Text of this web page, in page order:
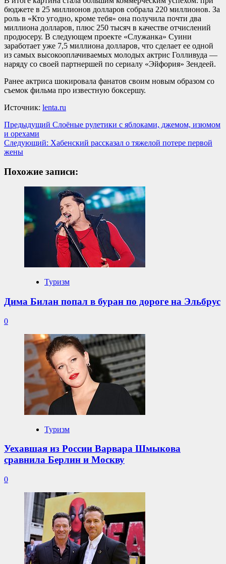
бюджете в 25 миллионов долларов собрала 220 миллионов. За
роль в «Кто угодно, кроме тебя» она получила почти два
миллиона долларов, плюс 250 тысяч в качестве отчислений
продюсеру. В следующем проекте «Служанка» Суини
заработает уже 7,5 миллиона долларов, что сделает ее одной
из самых высокооплачиваемых молодых актрис Голливуда —
наряду со своей партнершей по сериалу «Эйфория» Зендеей.
Ранее актриса шокировала фанатов своим новым образом со
съемок фильма про известную боксершу.
Источник: lenta.ru
Навигация
записи
Предыдущий Слоёные рулетики с яблоками, джемом, изюмом
и орехами
Следующий: Хабенский рассказал о тяжелой потере первой
жены
Похожие записи:
Туризм
Дима Билан попал в буран по дороге на Эльбрус
0
Туризм
Уехавшая из России Варвара Шмыкова
сравнила Берлин и Москву
0